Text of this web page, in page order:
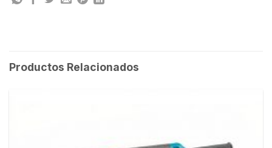
Productos Relacionados